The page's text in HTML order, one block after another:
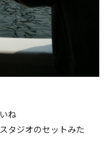
ね
タジオのセットみた